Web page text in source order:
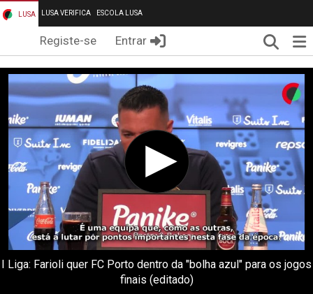
LUSA LUSA VERIFICA ESCOLA LUSA
Registe-se Entrar
I Liga: Farioli quer FC Porto dentro da "bolha azul" para os jogos
finais (editado)